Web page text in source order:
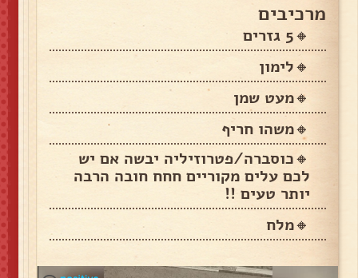
מרכיבים
🔸5 גזרים
🔸לימון
🔸מעט שמן
🔸משהו חריף
🔸כוסברה/פטרוזיליה יבשה אם יש
לכם עלים מקוריים חחח חובה הרבה
יותר טעים !!
🔸מלח